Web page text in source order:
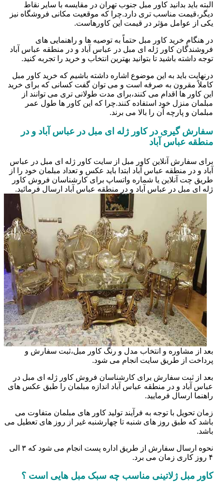
البته باید بدانید کاور مبل جنوب تهران در مقایسه با سایر نقاط
دیگر،قیمت مناسب تری دارد.چرا که موقعیت مکانی فروشگاه نیز
یکی از عوامل مؤثر در قیمت این کاورهاست.
در هنگام خرید کاور مبل حتماً به توصیه ها و راهنمایی های
فروشندگان کاور ژله ای مبل در عباس آباد و در منطقه عباس آباد
توجه داشته باشید تا بتوانید بهترین انتخاب و خرید را تجربه کنید.
درنهایت باید به این موضوع اشاره داشته باشیم که خرید کاور مبل
کاملاً مقرون به صرفه است و می توان گفت کسانی که برای خرید
این کاور ها اقدام می کنند،برای مدت طولانی تری می توانند از
مبلمان منزل خود استفاده کنند.چرا که این کاور ها طول عمر
مبلمان و پارچه آن را بالا می برند.
سفارش گیری در کاور ژله ای مبل در عباس آباد و در
منطقه عباس آباد
برای سفارش آنلاین کاور مبل از سایت کاور ژله ای مبل در عباس
آباد و در منطقه عباس آباد ابتدا باید عکس و تعداد مبلمان خود را از
طریق چت آنلاین یا شماره واتساپ برای کارشناسان فروش کاور
ژله ای مبل در عباس آباد و در منطقه عباس آباد ارسال فرمائید.
بعد از مشاوره و انتخاب مدل و رنگ کاور مبل،ثبت سفارش و
پرداخت از طریق سایت انجام می شود.
بعد از ثبت سفارش برای کارشناسان فروش کاور ژله ای مبل در
عباس آباد و در منطقه عباس آباد اندازه مبلمان را طبق عکس های
راهنما ارسال فرمایید.
زمان تحویل با توجه به فرآیند تولید کاور های مبلمان متفاوت می
باشد که طبق روز های شنبه تا چهارشنبه غیر از روز های تعطیل می
باشد.
نحوه ارسال سفارش از طریق اداره پست انجام می شود که ۳ الی
۴ روز کاری زمان می برد.
کاور مبل ژلاتینی مناسب چه سبک مبل هایی است ؟